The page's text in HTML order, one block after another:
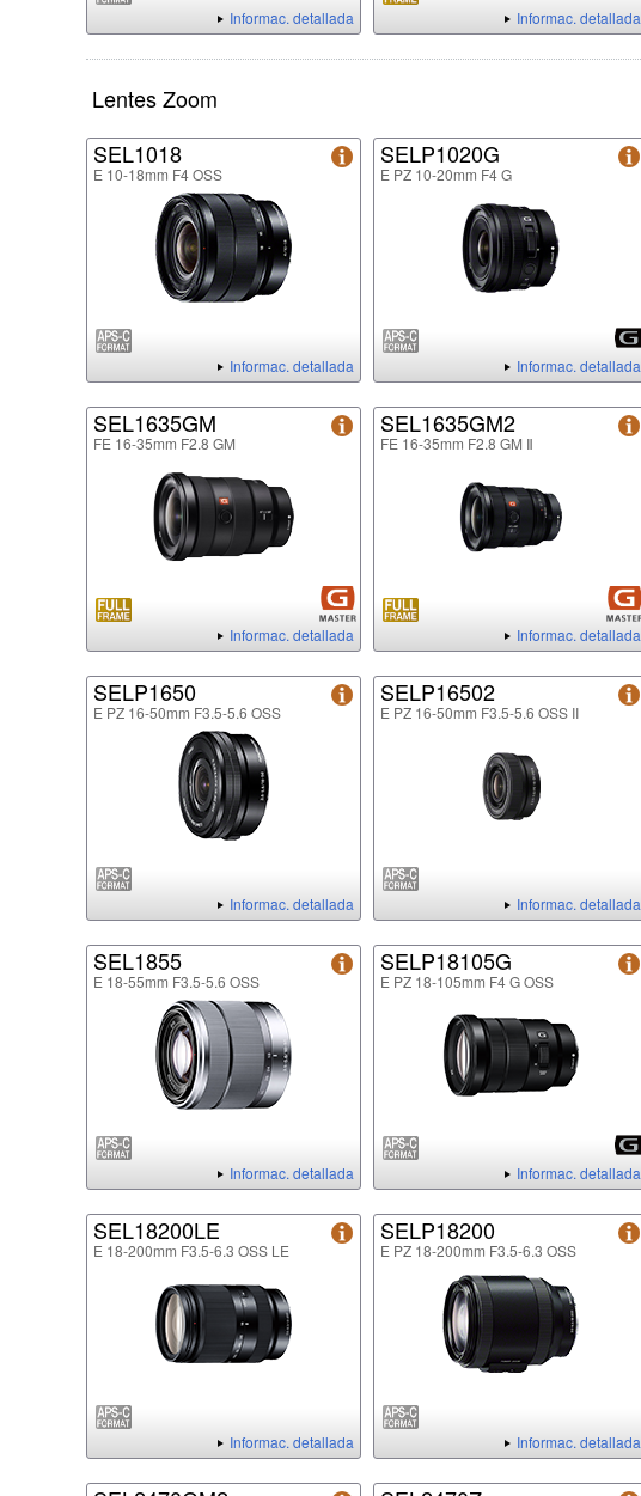
Informac. detallada Informac. detallada
Lentes Zoom
SEL1018
E 10-18mm F4 OSS
Informac. detallada
SELP1020G
E PZ 10-20mm F4 G
Informac. detallada
SEL1635GM
FE 16-35mm F2.8 GM
Informac. detallada
SEL1635GM2
FE 16-35mm F2.8 GM Ⅱ
Informac. detallada
SELP1650
E PZ 16-50mm F3.5-5.6 OSS
Informac. detallada
SELP16502
E PZ 16-50mm F3.5-5.6 OSS II
Informac. detallada
SEL1855
E 18-55mm F3.5-5.6 OSS
Informac. detallada
SELP18105G
E PZ 18-105mm F4 G OSS
Informac. detallada
SEL18200LE
E 18-200mm F3.5-6.3 OSS LE
Informac. detallada
SELP18200
E PZ 18-200mm F3.5-6.3 OSS
Informac. detallada